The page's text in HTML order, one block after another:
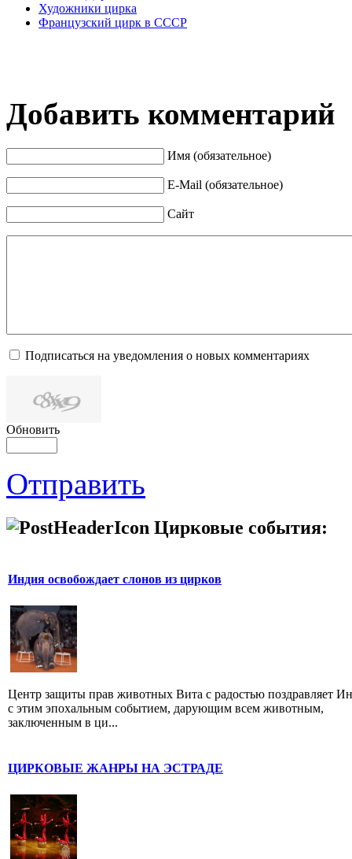
Художники цирка
Французский цирк в СССР
Добавить комментарий
Имя (обязательное)
E-Mail (обязательное)
Сайт
Подписаться на уведомления о новых комментариях
Обновить
Отправить
Цирковые события:
Индия освобождает слонов из цирков
Центр защиты прав животных Вита с радостью поздравляет
с этим эпохальным событием, дарующим всем животным,
заключенным в ци...
ЦИРКОВЫЕ ЖАНРЫ НА ЭСТРАДЕ